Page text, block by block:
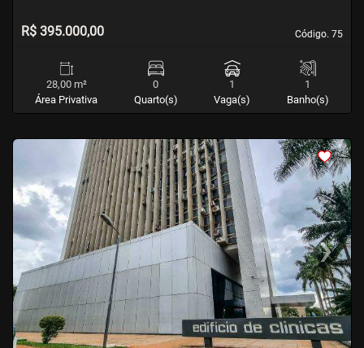
Código. 75
Código. 75
R$ 395.000,00
28,00 m²
Área Privativa
0
Quarto(s)
1
Vaga(s)
1
Banho(s)
<
‹Previous ›Next